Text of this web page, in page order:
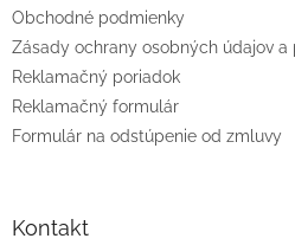
eObchodné podmienky
Zásady ochrany osobných údajov a
Reklamačný poriadok
Reklamačný formulár
Formulár na odstúpenie od zmluvy
Kontakt